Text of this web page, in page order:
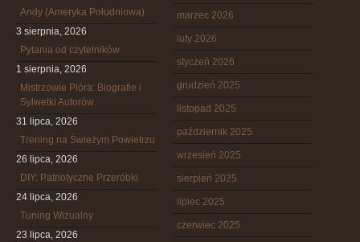
Andy (Ameryka Południowa)
3 sierpnia, 2026
Pytania od czytelników
1 sierpnia, 2026
Mistrzowie Pióra: Biografie i
Sylwetki Autorów
31 lipca, 2026
Trening na Świeżym Powietrzu
26 lipca, 2026
DIY: Patriotyczne Przeróbki
24 lipca, 2026
Tuning Wizualny
23 lipca, 2026
marzec 2026
luty 2026
styczeń 2026
grudzień 2025
listopad 2025
październik 2025
wrzesień 2025
sierpień 2025
lipiec 2025
czerwiec 2025